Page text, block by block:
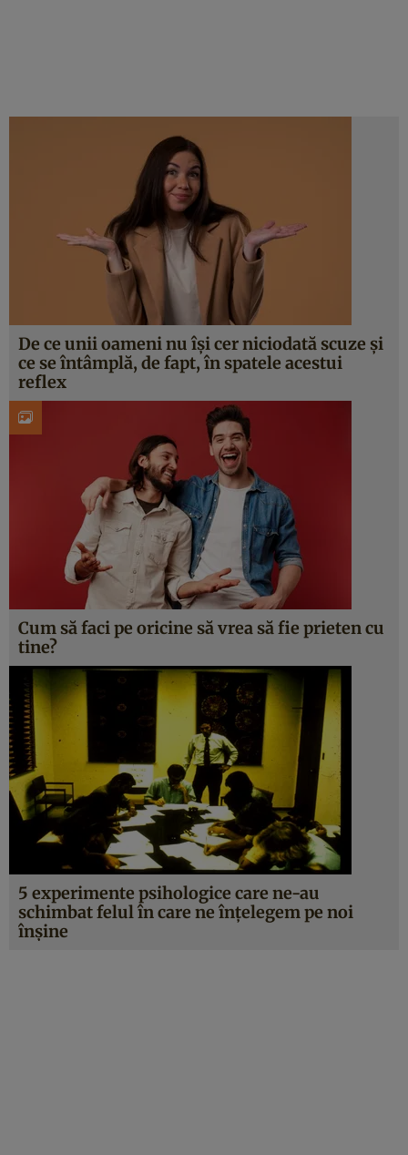
De ce unii oameni nu își cer niciodată scuze și
ce se întâmplă, de fapt, în spatele acestui
reflex
Cum să faci pe oricine să vrea să fie prieten cu
tine?
5 experimente psihologice care ne-au
schimbat felul în care ne înțelegem pe noi
înșine